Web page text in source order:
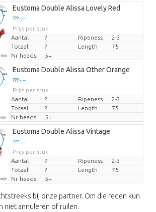
Eustoma Double Alissa Lovely Red
??? -,--
Prijs per stuk
Aantal
? Ripeness
2-3
Totaal:
? Length
75
Nr heads
5+
Eustoma Double Alissa Other Orange
??? -,--
Prijs per stuk
Aantal
? Ripeness
2-3
Totaal:
? Length
75
Nr heads
5+
Eustoma Double Alissa Vintage
??? -,--
Prijs per stuk
Aantal
? Ripeness
2-3
Totaal:
? Length
75
Nr heads
5+
bij onze partner. Om die reden kun
niet annuleren of ruilen.